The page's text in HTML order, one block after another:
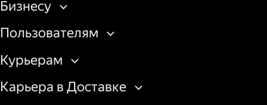
Бизнесу
Пользователям
Курьерам
Карьера в Доставке